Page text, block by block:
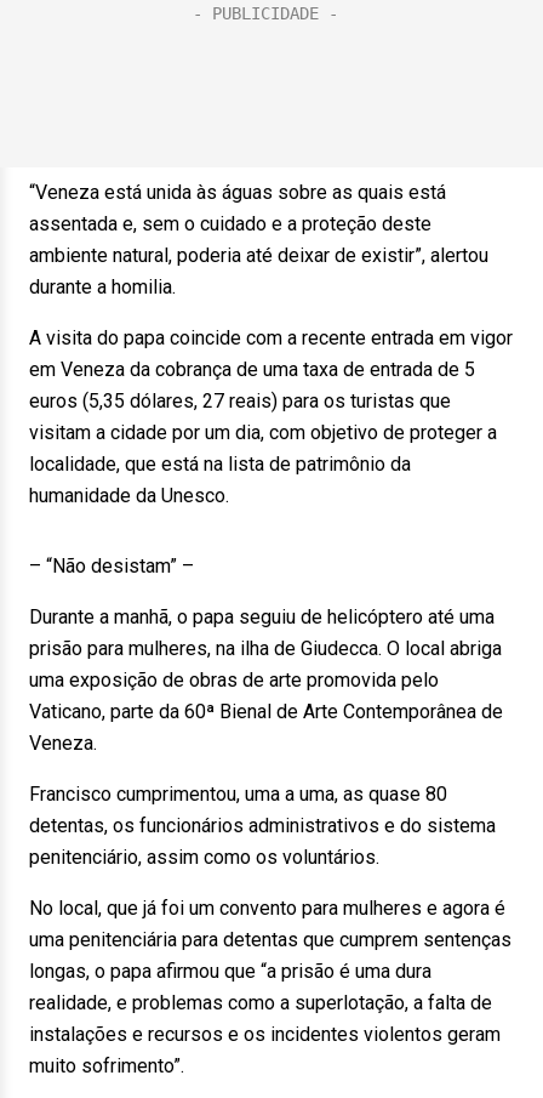
“Veneza está unida às águas sobre as quais está
assentada e, sem o cuidado e a proteção deste
ambiente natural, poderia até deixar de existir”, alertou
durante a homilia.
A visita do papa coincide com a recente entrada em vigor
em Veneza da cobrança de uma taxa de entrada de 5
euros (5,35 dólares, 27 reais) para os turistas que
visitam a cidade por um dia, com objetivo de proteger a
localidade, que está na lista de patrimônio da
humanidade da Unesco.
– “Não desistam” –
Durante a manhã, o papa seguiu de helicóptero até uma
prisão para mulheres, na ilha de Giudecca. O local abriga
uma exposição de obras de arte promovida pelo
Vaticano, parte da 60ª Bienal de Arte Contemporânea de
Veneza.
Francisco cumprimentou, uma a uma, as quase 80
detentas, os funcionários administrativos e do sistema
penitenciário, assim como os voluntários.
No local, que já foi um convento para mulheres e agora é
uma penitenciária para detentas que cumprem sentenças
longas, o papa afirmou que “a prisão é uma dura
realidade, e problemas como a superlotação, a falta de
instalações e recursos e os incidentes violentos geram
muito sofrimento”.